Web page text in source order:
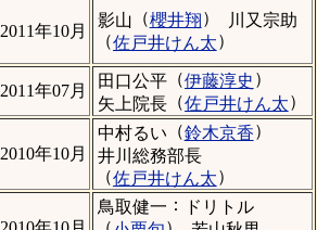
2011年10月
影山 （櫻井翔）
川又宗助
（佐戸井けん太）
2011年07月
田口公平（伊藤淳史 ）
矢上院長（佐戸井けん太）
2010年10月
中村るい （鈴木京香）
井川総務部長
（佐戸井けん太）
鳥取健一 ：
ドリトル